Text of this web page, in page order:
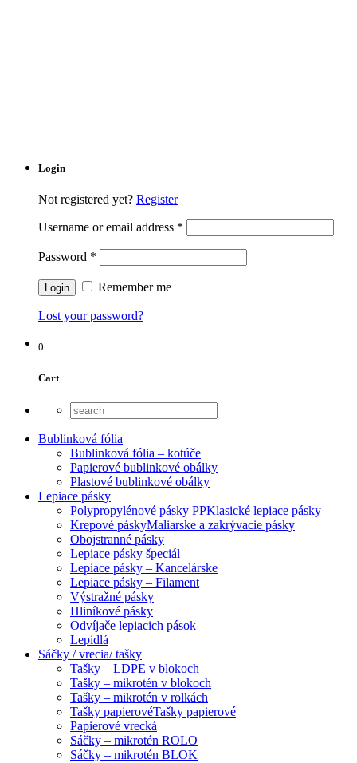
Login
Not registered yet? Register
Username or email address *
Password *
Remember me
Lost your password?
0
Cart
Bublinková fólia
Bublinková fólia – kotúče
Papierové bublinkové obálky
Plastové bublinkové obálky
Lepiace pásky
Polypropylénové pásky PPKlasické lepiace pásky
Krepové páskyMaliarske a zakrývacie pásky
Obojstranné pásky
Lepiace pásky špeciál
Lepiace pásky – Kancelárske
Lepiace pásky – Filament
Výstražné pásky
Hliníkové pásky
Odvíjače lepiacich pások
Lepidlá
Sáčky / vrecia/ tašky
Tašky – LDPE v blokoch
Tašky – mikrotén v blokoch
Tašky – mikrotén v rolkách
Tašky papierovéTašky papierové
Papierové vrecká
Sáčky – mikrotén ROLO
Sáčky – mikrotén BLOK